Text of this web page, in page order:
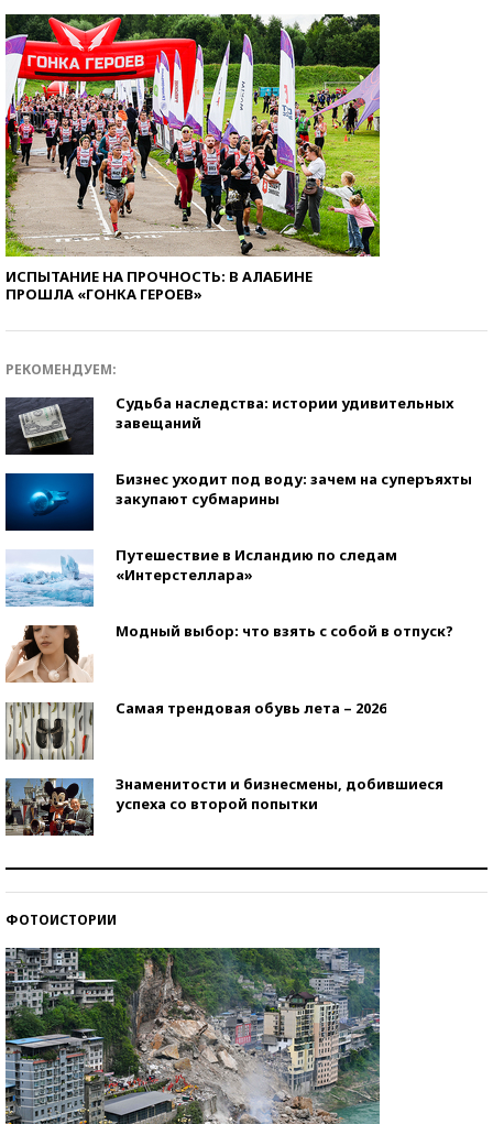
ИСПЫТАНИЕ НА ПРОЧНОСТЬ: В АЛАБИНЕ
ПРОШЛА «ГОНКА ГЕРОЕВ»
РЕКОМЕНДУЕМ:
Судьба наследства: истории удивительных
завещаний
Бизнес уходит под воду: зачем на суперъяхты
закупают субмарины
Путешествие в Исландию по следам
«Интерстеллара»
Модный выбор: что взять с собой в отпуск?
Самая трендовая обувь лета – 2026
Знаменитости и бизнесмены, добившиеся
успеха со второй попытки
ФОТОИСТОРИИ